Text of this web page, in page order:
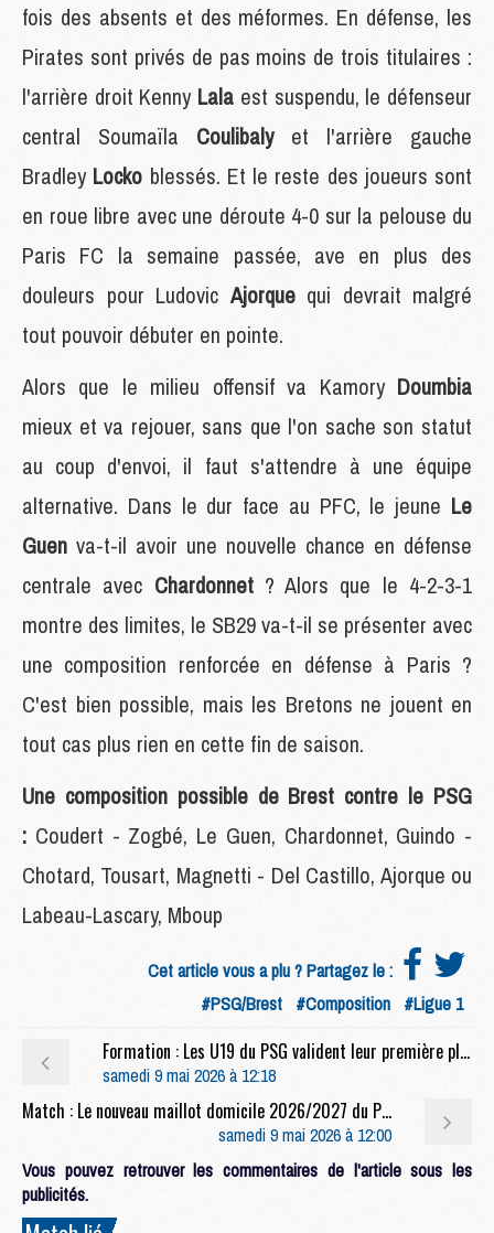
fois des absents et des méformes. En défense, les
Pirates sont privés de pas moins de trois titulaires :
l'arrière droit Kenny Lala est suspendu, le défenseur
central Soumaïla Coulibaly et l'arrière gauche
Bradley Locko blessés. Et le reste des joueurs sont
en roue libre avec une déroute 4-0 sur la pelouse du
Paris FC la semaine passée, ave en plus des
douleurs pour Ludovic Ajorque qui devrait malgré
tout pouvoir débuter en pointe.
Alors que le milieu offensif va Kamory Doumbia
mieux et va rejouer, sans que l'on sache son statut
au coup d'envoi, il faut s'attendre à une équipe
alternative. Dans le dur face au PFC, le jeune Le
Guen va-t-il avoir une nouvelle chance en défense
centrale avec Chardonnet ? Alors que le 4-2-3-1
montre des limites, le SB29 va-t-il se présenter avec
une composition renforcée en défense à Paris ?
C'est bien possible, mais les Bretons ne jouent en
tout cas plus rien en cette fin de saison.
Une composition possible de Brest contre le PSG
: Coudert - Zogbé, Le Guen, Chardonnet, Guindo -
Chotard, Tousart, Magnetti - Del Castillo, Ajorque ou
Labeau-Lascary, Mboup
Cet article vous a plu ? Partagez le :
#PSG/Brest #Composition #Ligue 1
Formation : Les U19 du PSG valident leur première place
samedi 9 mai 2026 à 12:18
Match : Le nouveau maillot domicile 2026/2027 du PSG lancé
samedi 9 mai 2026 à 12:00
Vous pouvez retrouver les commentaires de l'article sous les
publicités.